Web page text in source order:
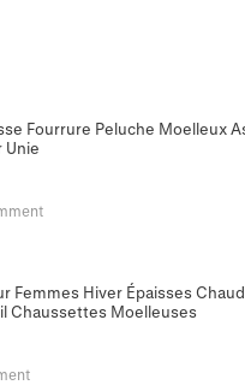
Fourrure Peluche Moelleux
Unie
Femmes Hiver Épaisses
Chaussettes Moelleuses